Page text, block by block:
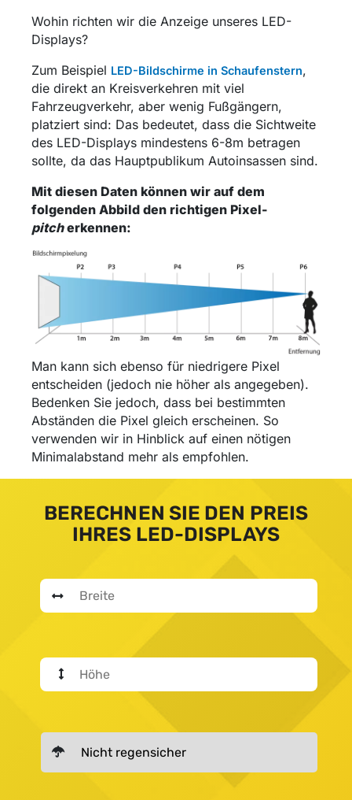
Wohin richten wir die Anzeige unseres LED-
Displays?
Zum Beispiel LED-Bildschirme in Schaufenstern,
die direkt an Kreisverkehren mit viel
Fahrzeugverkehr, aber wenig Fußgängern,
platziert sind: Das bedeutet, dass die Sichtweite
des LED-Displays mindestens 6-8m betragen
sollte, da das Hauptpublikum Autoinsassen sind.
Mit diesen Daten können wir auf dem
folgenden Abbild den richtigen Pixel-
pitcherkennen:
Man kann sich ebenso für niedrigere Pixel
entscheiden (jedoch nie höher als angegeben).
Bedenken Sie jedoch, dass bei bestimmten
Abständen die Pixel gleich erscheinen. So
verwenden wir in Hinblick auf einen nötigen
Minimalabstand mehr als empfohlen.
BERECHNEN SIE DEN PREIS
IHRES LED-DISPLAYS